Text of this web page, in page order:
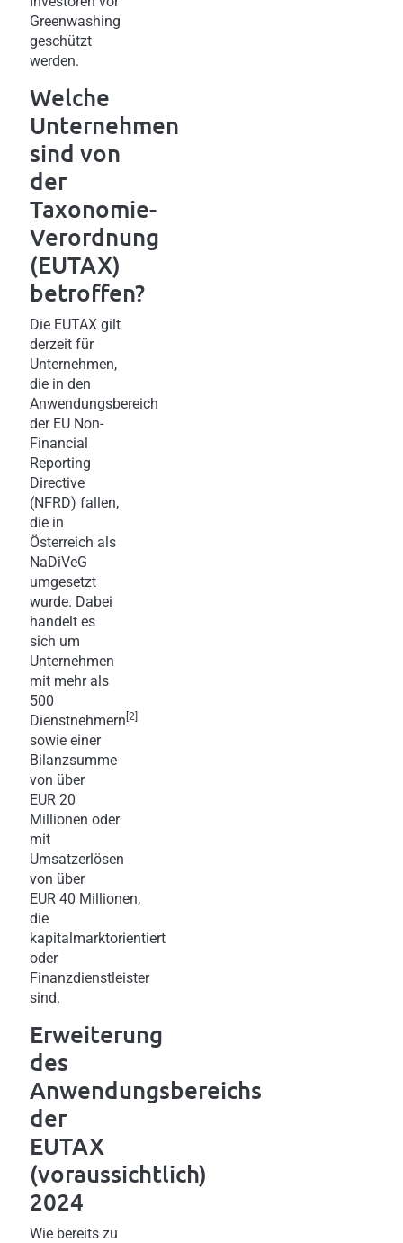
Greenwashing
geschützt
werden.
Welche
Unternehmen
sind von
der
Taxonomie-
Verordnung
(EUTAX)
betroffen?
Die EUTAX gilt
derzeit für
Unternehmen,
die in den
Anwendungsbereich
der EU Non-
Financial
Reporting
Directive
(NFRD) fallen,
die in
Österreich als
NaDiVeG
umgesetzt
wurde. Dabei
handelt es
sich um
Unternehmen
mit mehr als
500
Dienstnehmern [2]
sowie einer
Bilanzsumme
von über
EUR 20
Millionen oder
mit
Umsatzerlösen
von über
EUR 40 Millionen,
die
kapitalmarktorientiert
oder
Finanzdienstleister
sind.
Erweiterung
des
Anwendungsbereichs
der
EUTAX
(voraussichtlich)
2024
Wie bereits zu